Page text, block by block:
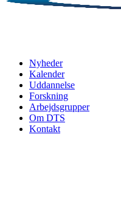
Nyheder
Kalender
Uddannelse
Forskning
Arbejdsgrupper
Om DTS
Kontakt